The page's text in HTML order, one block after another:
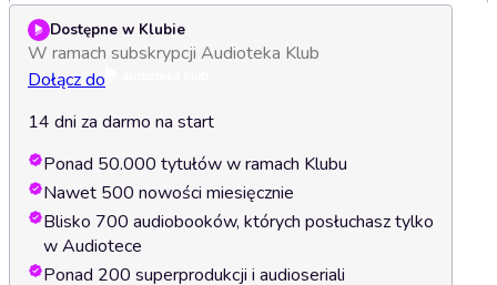
Dostępne w Klubie
W ramach subskrypcji Audioteka Klub
Dołącz do
14 dni za darmo na start
Ponad 50.000 tytułów w ramach Klubu
Nawet 500 nowości miesięcznie
Blisko 700 audiobooków, których posłuchasz tylko
w Audiotece
Ponad 200 superprodukcji i audioseriali